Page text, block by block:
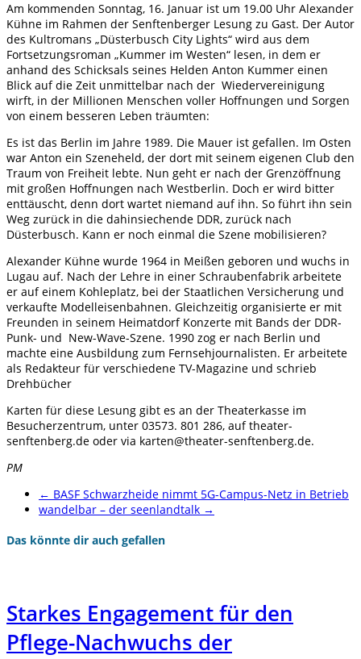
Am kommenden Sonntag, 16. Januar ist um 19.00 Uhr Alexander
Kühne im Rahmen der Senftenberger Lesung zu Gast. Der Autor
des Kultromans „Düsterbusch City Lights“ wird aus dem
Fortsetzungsroman „Kummer im Westen“ lesen, in dem er
anhand des Schicksals seines Helden Anton Kummer einen
Blick auf die Zeit unmittelbar nach der Wiedervereinigung
wirft, in der Millionen Menschen voller Hoffnungen und Sorgen
von einem besseren Leben träumten:
Es ist das Berlin im Jahre 1989. Die Mauer ist gefallen. Im Osten
war Anton ein Szeneheld, der dort mit seinem eigenen Club den
Traum von Freiheit lebte. Nun geht er nach der Grenzöffnung
mit großen Hoffnungen nach Westberlin. Doch er wird bitter
enttäuscht, denn dort wartet niemand auf ihn. So führt ihn sein
Weg zurück in die dahinsiechende DDR, zurück nach
Düsterbusch. Kann er noch einmal die Szene mobilisieren?
Alexander Kühne wurde 1964 in Meißen geboren und wuchs in
Lugau auf. Nach der Lehre in einer Schraubenfabrik arbeitete
er auf einem Kohleplatz, bei der Staatlichen Versicherung und
verkaufte Modelleisenbahnen. Gleichzeitig organisierte er mit
Freunden in seinem Heimatdorf Konzerte mit Bands der DDR-
Punk- und New-Wave-Szene. 1990 zog er nach Berlin und
machte eine Ausbildung zum Fernsehjournalisten. Er arbeitete
als Redakteur für verschiedene TV-Magazine und schrieb
Drehbücher
Karten für diese Lesung gibt es an der Theaterkasse im
Besucherzentrum, unter 03573. 801 286, auf theater-
senftenberg.de oder via karten@theater-senftenberg.de.
PM
← BASF Schwarzheide nimmt 5G-Campus-Netz in Betrieb
wandelbar – der seenlandtalk →
Das könnte dir auch gefallen
Starkes Engagement für den
Pflege-Nachwuchs der